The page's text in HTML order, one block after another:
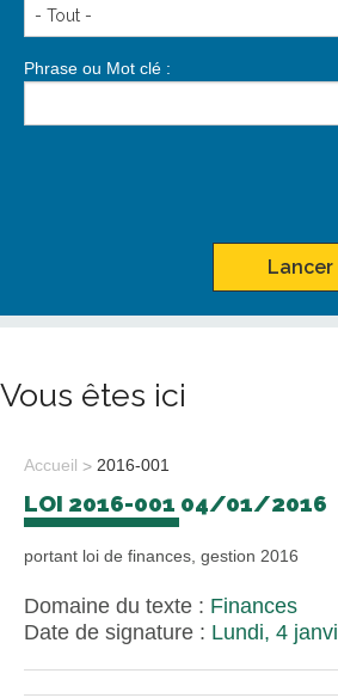
Phrase ou Mot clé :
Vous êtes ici
Accueil 2016-001
LOI 2016-001 04/01/2016
portant loi de finances, gestion 2016
Domaine du texte : Finances
Date de signature : Lundi, 4